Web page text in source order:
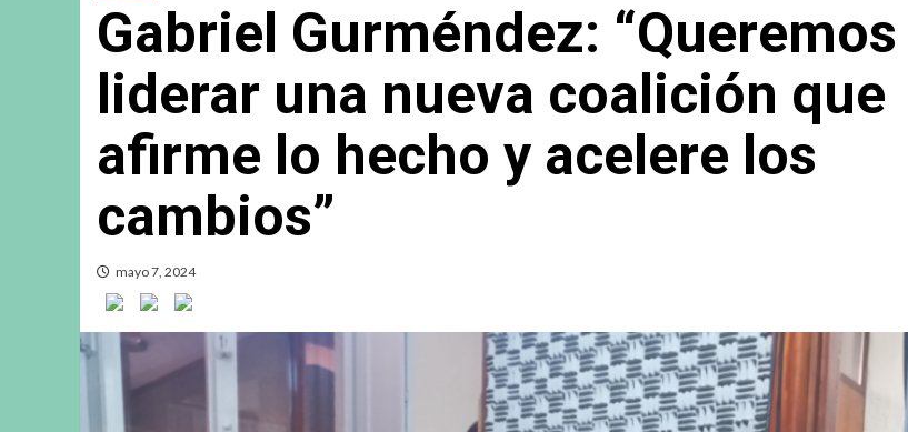
Gabriel Gurméndez: “Queremos
liderar una nueva coalición que
afirme lo hecho y acelere los
cambios”
mayo 7, 2024